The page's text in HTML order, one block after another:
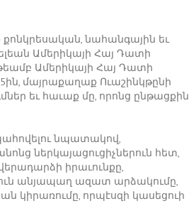
նահանգային եւ
Ամերիկայի Հայ Դատի
Ամերիկայի Հայ Դատի
մայրաքաղաք Ուաշինկթընի
եւ հաւաք մը, որոնց ընթացքին
նպատակով,
ներկայացուցիչներուն հետ,
իրաւունքը,
անյապաղ ազատ արձակումը,
կիրառումը, որպէսզի կասեցուի